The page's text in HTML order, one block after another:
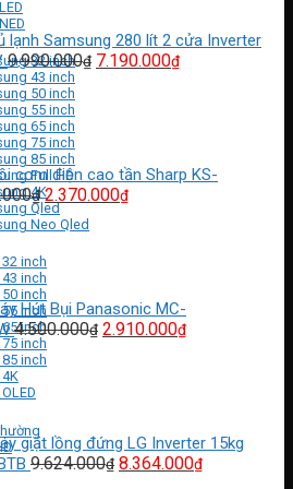
32 inch
43 inch
50 inch
55 inch
65 inch
75 inch
85 inch
Full HD
4K
Qled
Neo Qled
inch
inch
inch
inch
65 inch
inch
inch
lạnh Samsung 280 lít 2 cửa Inverter
9.990.000₫ Giá
7.190.000₫Giá
cơm điện cao tần Sharp KS-
₫Giá
gốc
là:
3.190.000₫.
2.370.000₫Giá
Hút Bụi Panasonic MC-
4.500.000₫ Giá
2.910.000₫Giá
giặt lồng đứng LG Inverter 15kg
9.624.000₫ Giá
8.364.000₫Giá